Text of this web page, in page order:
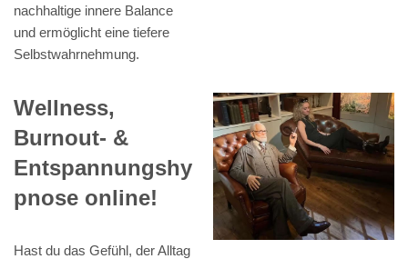
nachhaltige innere Balance
und ermöglicht eine tiefere
Selbstwahrnehmung.
Wellness,
Burnout- &
Entspannungshy
pnose online!
Hast du das Gefühl, der Alltag